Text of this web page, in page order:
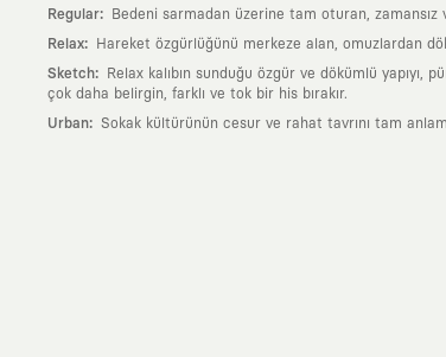
Regular: Bedeni sarmadan üzerine tam oturan,
Relax: Hareket özgürlüğünü merkeze alan, omuzlardan
Sketch:
Relax kalıbın sunduğu özgür ve dökümlü
çok daha belirgin, farklı ve tok bir his bırakır.
Urban: Sokak kültürünün cesur ve rahat tavrını tam